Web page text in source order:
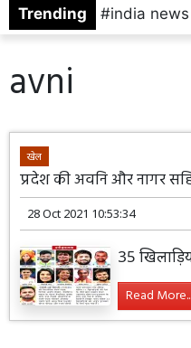
Trending india news
avni
खेल
प्रदेश की अवनि और नागर
28 Oct 2021 10:53:34
35
Read More...